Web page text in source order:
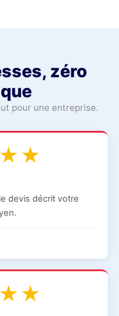
zéro
pour une entreprise.
devis décrit votre